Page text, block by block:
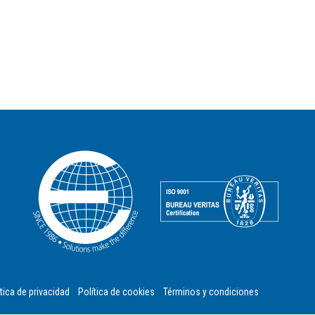
de privacidad Política de cookies Términos y condiciones